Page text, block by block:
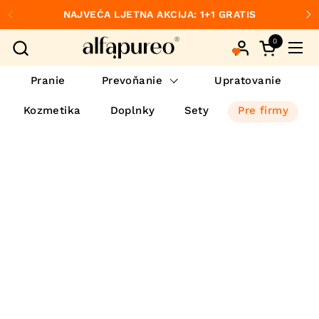
Preskočiť na obsah
Predchádzajúce
NAJVEĆA LJETNA AKCIJA: 1+1 GRATIS
Otvorte
0
Pranie Prevoňanie Upratovanie
Kozmetika Doplnky Sety Pre firmy